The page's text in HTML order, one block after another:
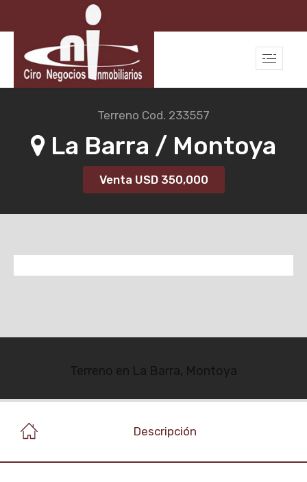
Terreno Cod. 233557
La Barra / Montoya
Venta USD 350,000
Terreno en La Barra, Montoya
Descripción